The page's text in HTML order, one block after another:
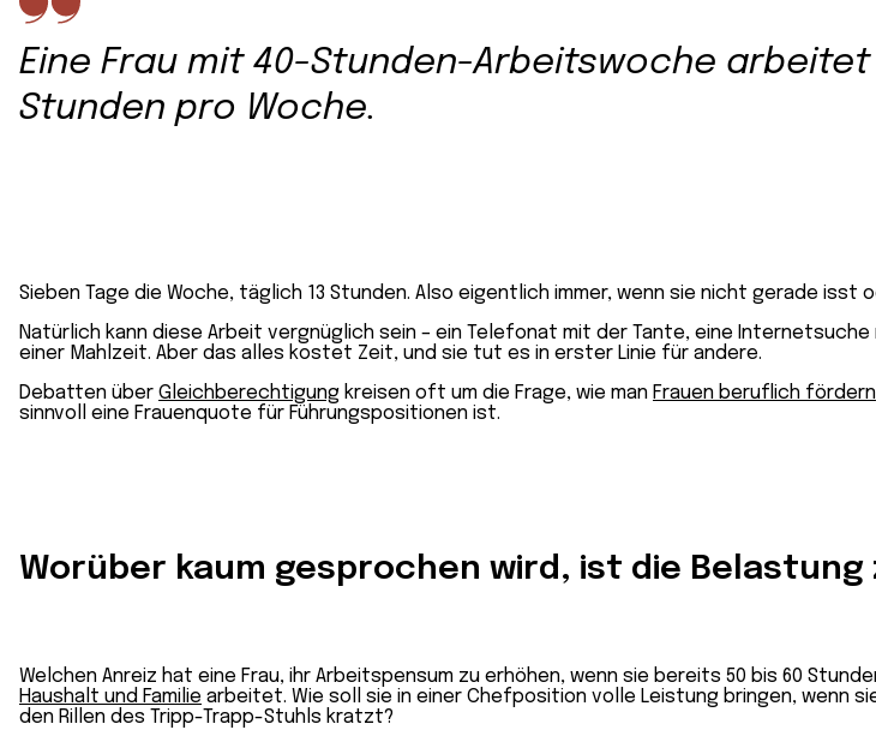
Eine Frau mit 40-Stunden-Arbeitswoche arbeitet
Stunden pro Woche.
Sieben Tage die Woche, täglich 13 Stunden. Also eigentlich immer, wenn sie nicht gerade isst
Natürlich kann diese Arbeit vergnüglich sein – ein Telefonat mit der Tante, eine
einer Mahlzeit. Aber das alles kostet Zeit, und sie tut es in erster Linie für andere.
Debatten über Gleichberechtigung kreisen oft um die Frage, wie man Frauen beruflich fördern
sinnvoll eine Frauenquote für Führungspositionen ist.
Worüber kaum gesprochen wird, ist die Belastung
Welchen Anreiz hat eine Frau, ihr Arbeitspensum zu erhöhen, wenn sie bereits 50 bis 60
Haushalt und Familie arbeitet. Wie soll sie in einer Chefposition volle Leistung bringen, wenn
den Rillen des Tripp-Trapp-Stuhls kratzt?